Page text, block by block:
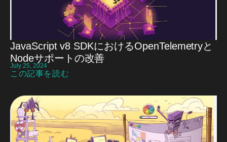
JavaScript v8 SDKにおけるOpenTelemetryと
Nodeサポートの改善
July 25, 2024
この記事を読む